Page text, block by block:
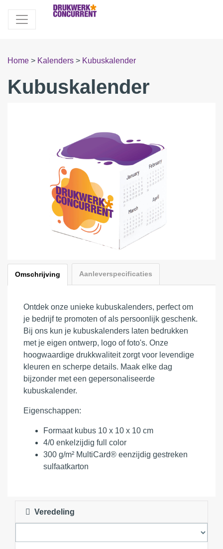
Home > Kalenders > Kubuskalender
Kubuskalender
Omschrijving Aanleverspecificaties
Ontdek onze unieke kubuskalenders, perfect om
je bedrijf te promoten of als persoonlijk geschenk.
Bij ons kun je kubuskalenders laten bedrukken
met je eigen ontwerp, logo of foto's. Onze
hoogwaardige drukkwaliteit zorgt voor levendige
kleuren en scherpe details. Maak elke dag
bijzonder met een gepersonaliseerde
kubuskalender.
Eigenschappen:
Formaat kubus 10 x 10 x 10 cm
4/0 enkelzijdig full color
300 g/m² MultiCard® eenzijdig gestreken
sulfaatkarton
Veredeling